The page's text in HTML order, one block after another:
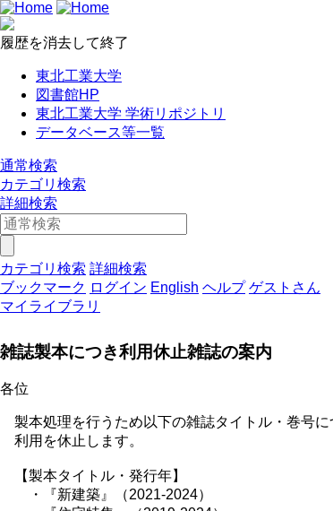
履歴を消去して終了
東北工業大学
図書館HP
東北工業大学 学術リポジトリ
データベース等一覧
通常検索
カテゴリ検索
詳細検索
カテゴリ検索 詳細検索
ブックマーク ログイン English ヘルプ ゲストさん
マイライブラリ
雑誌製本につき利用休止雑誌の案内
各位
製本処理を行うため以下の雑誌タイトル・巻号に
利用を休止します。
【製本タイトル・発行年】
・『新建築』（2021-2024）